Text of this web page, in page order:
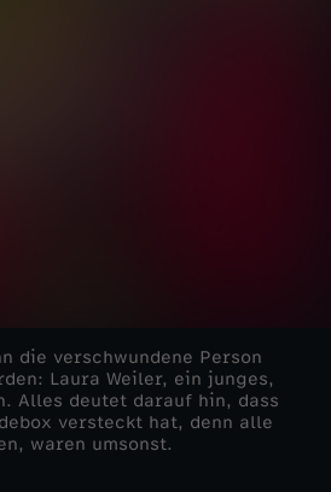
die verschwundene Person
Laura Weiler, ein junges,
Alles deutet darauf hin, dass
versteckt hat, denn alle
waren umsonst.